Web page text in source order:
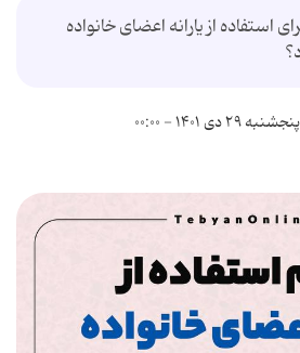
استفاده از یارانه اعضای خانواده
پنجشنبه ۲۹ دی ۱۴۰۱ - ۰۰:۰۰